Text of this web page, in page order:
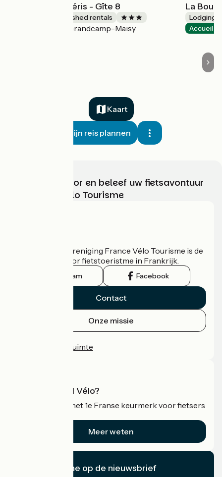
Domaine des piéris - Gîte 8
Lodgings and furnished rentals
Grandcamp-Maisy
La
Lodgings
Accueil
Kaart
Mijn reis plannen
Kies, bereid voor en beleef uw fietsavontuur
met France Vélo Tourisme
De nationale vereniging France Vélo Tourisme is de
officiële gids voor fietstoeristme in Frankrijk.
Instagram Facebook
Contact
Onze missie
Professionele ruimte
Wat is Accueil Vélo?
Accueil Vélo is het 1e Franse keurmerk voor fietsers
Meer weten
Ik abonneer me op de nieuwsbrief